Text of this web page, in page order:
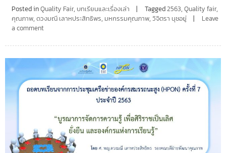
Posted inQuality Fair, บทเรียนและเรื่องเล่า Tagged2563, Quality fair,
คุณภาพ, ดวงมณี เลาหประสิทธิพร, มหกรรมคุณภาพ, วิจิตรา นุชอยู่
Leave
a comment